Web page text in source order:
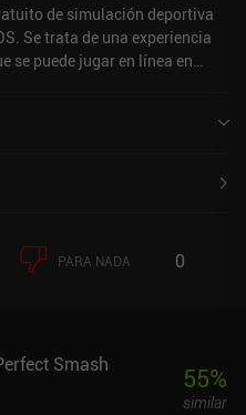
de simulación deportiva
Se trata de una experiencia
se puede jugar en línea en
PARA NADA 0
Smash 55%
similar